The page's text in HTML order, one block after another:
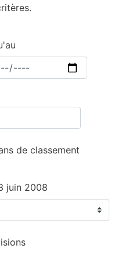
de classement
juin 2008